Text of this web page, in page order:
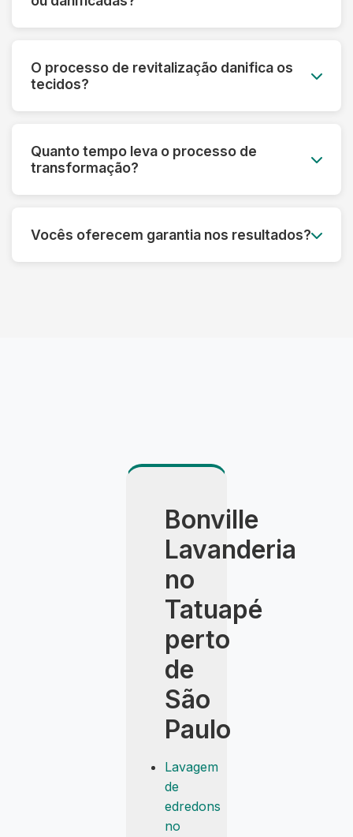
prévia e informamos o que é possível restaurar
O processo de revitalização danifica os
tecidos?
prolongar a vida útil das roupas, sempre
respeitando as características de cada material.
Quanto tempo leva o processo de
transformação?
de restauração podem precisar de um tempo
adicional para garantir o melhor resultado.
Vocês oferecem garantia nos resultados?
Bonville
Lavanderia
no
Tatuapé
perto
de
São
Paulo
Lavagem
de
edredons
no